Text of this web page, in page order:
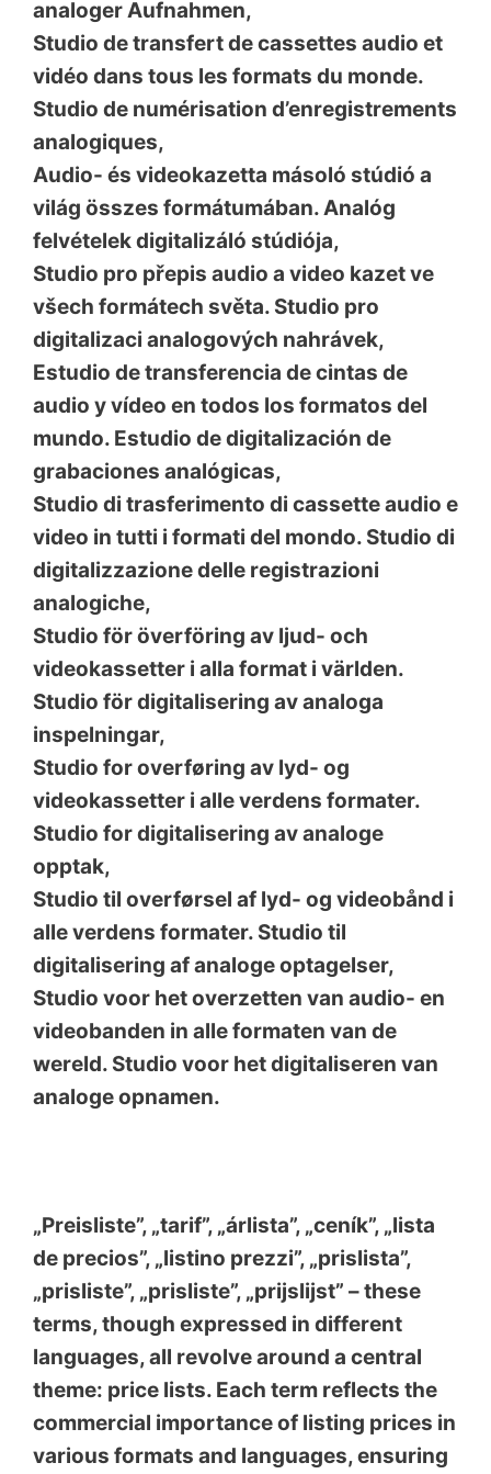
analoger Aufnahmen,
Studio de transfert de cassettes audio et
vidéo dans tous les formats du monde.
Studio de numérisation d’enregistrements
analogiques,
Audio- és videokazetta másoló stúdió a
világ összes formátumában. Analóg
felvételek digitalizáló stúdiója,
Studio pro přepis audio a video kazet ve
všech formátech světa. Studio pro
digitalizaci analogových nahrávek,
Estudio de transferencia de cintas de
audio y vídeo en todos los formatos del
mundo. Estudio de digitalización de
grabaciones analógicas,
Studio di trasferimento di cassette audio e
video in tutti i formati del mondo. Studio di
digitalizzazione delle registrazioni
analogiche,
Studio för överföring av ljud- och
videokassetter i alla format i världen.
Studio för digitalisering av analoga
inspelningar,
Studio for overføring av lyd- og
videokassetter i alle verdens formater.
Studio for digitalisering av analoge
opptak,
Studio til overførsel af lyd- og videobånd i
alle verdens formater. Studio til
digitalisering af analoge optagelser,
Studio voor het overzetten van audio- en
videobanden in alle formaten van de
wereld. Studio voor het digitaliseren van
analoge opnamen.
„Preisliste”, „tarif”, „árlista”, „ceník”, „lista
de precios”, „listino prezzi”, „prislista”,
„prisliste”, „prisliste”, „prijslijst” – these
terms, though expressed in different
languages, all revolve around a central
theme: price lists. Each term reflects the
commercial importance of listing prices in
various formats and languages, ensuring